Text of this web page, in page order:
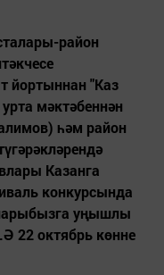
район
йортыннан "Каз
мәктәбеннән
һәм район
Казанга
конкурсында
уңышлы
22 октябрь көнне